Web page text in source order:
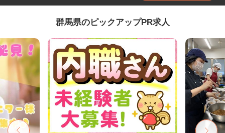
群馬県のピックアップPR求人